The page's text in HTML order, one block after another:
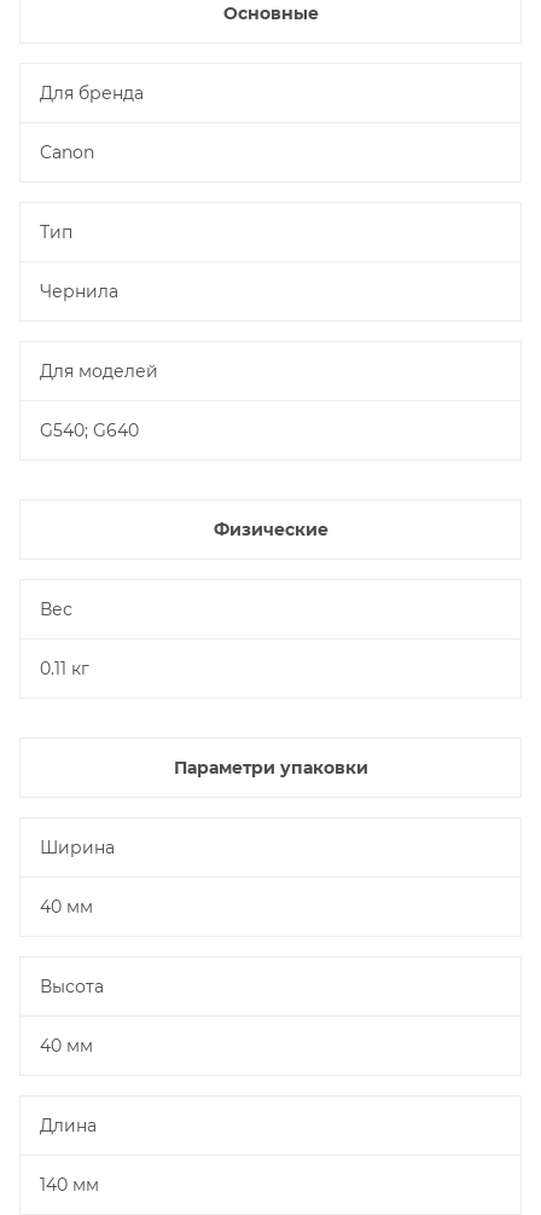
Основные
Для бренда
Canon
Тип
Чернила
Для моделей
G540; G640
Физические
Вес
0.11 кг
Параметри упаковки
Ширина
40 мм
Высота
40 мм
Длина
140 мм